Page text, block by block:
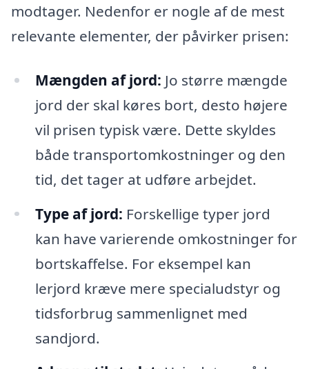
modtager. Nedenfor er nogle af de mest
relevante elementer, der påvirker prisen:
Mængden af jord: Jo større mængde
jord der skal køres bort, desto højere
vil prisen typisk være. Dette skyldes
både transportomkostninger og den
tid, det tager at udføre arbejdet.
Type af jord: Forskellige typer jord
kan have varierende omkostninger for
bortskaffelse. For eksempel kan
lerjord kræve mere specialudstyr og
tidsforbrug sammenlignet med
sandjord.